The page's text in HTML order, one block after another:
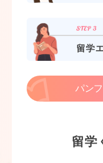
留学
パン
留学